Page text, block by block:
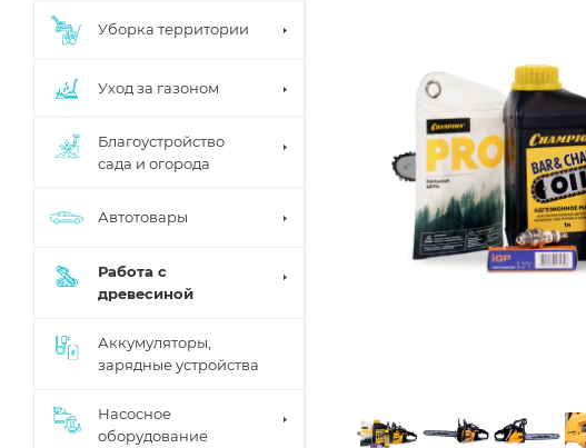
Уборка территории
Уход за газоном
Благоустройство
сада и огорода
Автотовары
Работа с
древесиной
Аккумуляторы,
зарядные устройства
Насосное
оборудование